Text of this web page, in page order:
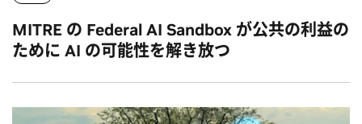
MITRE の Federal AI Sandbox が公共の利益の
ために AI の可能性を解き放つ